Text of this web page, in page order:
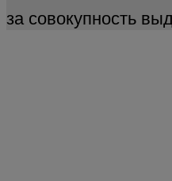
за совокупность